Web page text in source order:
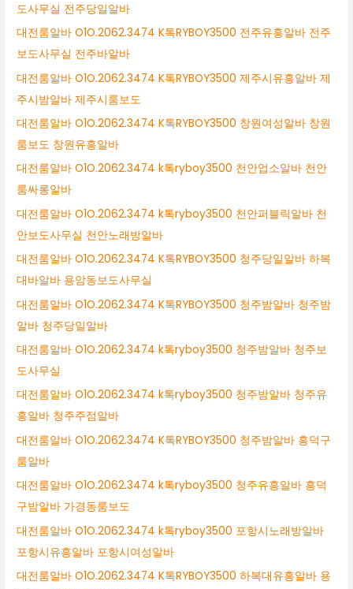
도사무실 전주당일알바
대전룸알바 O1O.2062.3474 K톡RYBOY3500 전주유흥알바 전주
보도사무실 전주바알바
대전룸알바 O1O.2062.3474 K톡RYBOY3500 제주시유흥알바 제
주시밤알바 제주시룸보도
대전룸알바 O1O.2062.3474 K톡RYBOY3500 창원여성알바 창원
룸보도 창원유흥알바
대전룸알바 O1O.2062.3474 k톡ryboy3500 천안업소알바 천안
룸싸롱알바
대전룸알바 O1O.2062.3474 k톡ryboy3500 천안퍼블릭알바 천
안보도사무실 천안노래방알바
대전룸알바 O1O.2062.3474 K톡RYBOY3500 청주당일알바 하복
대바알바 용암동보도사무실
대전룸알바 O1O.2062.3474 K톡RYBOY3500 청주밤알바 청주밤
알바 청주당일알바
대전룸알바 O1O.2062.3474 k톡ryboy3500 청주밤알바 청주보
도사무실
대전룸알바 O1O.2062.3474 k톡ryboy3500 청주밤알바 청주유
흥알바 청주주점알바
대전룸알바 O1O.2062.3474 K톡RYBOY3500 청주밤알바 흥덕구
룸알바
대전룸알바 O1O.2062.3474 k톡ryboy3500 청주유흥알바 흥덕
구밤알바 가경동룸보도
대전룸알바 O1O.2062.3474 k톡ryboy3500 포항시노래방알바
포항시유흥알바 포항시여성알바
대전룸알바 O1O.2062.3474 K톡RYBOY3500 하복대유흥알바 용